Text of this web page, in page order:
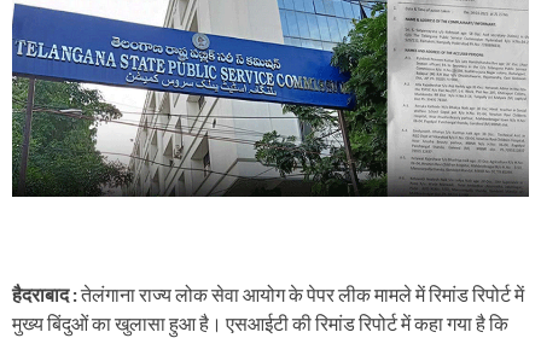
हैदराबाद :तेलंगाना राज्य लोक सेवा आयोग के पेपर लीक मामले में रिमांड रिपोर्ट में
मुख्य बिंदुओं का खुलासा हुआ है। एसआईटी की रिमांड रिपोर्ट में कहा गया है कि